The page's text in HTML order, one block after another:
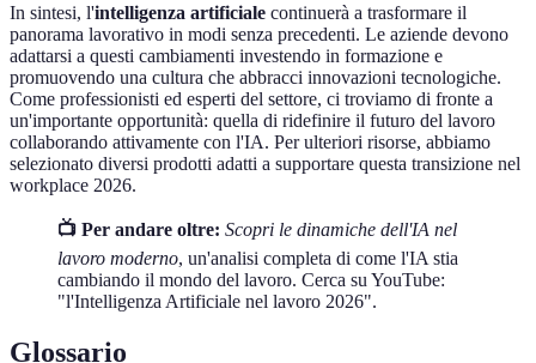
In sintesi, l'intelligenza artificiale continuerà a trasformare il
panorama lavorativo in modi senza precedenti. Le aziende devono
adattarsi a questi cambiamenti investendo in formazione e
promuovendo una cultura che abbracci innovazioni tecnologiche.
Come professionisti ed esperti del settore, ci troviamo di fronte a
un'importante opportunità: quella di ridefinire il futuro del lavoro
collaborando attivamente con l'IA. Per ulteriori risorse, abbiamo
selezionato diversi prodotti adatti a supportare questa transizione nel
workplace 2026.
📺 Per andare oltre: Scopri le dinamiche dell'IA nel
lavoro moderno, un'analisi completa di come l'IA stia
cambiando il mondo del lavoro. Cerca su YouTube:
"l'Intelligenza Artificiale nel lavoro 2026".
Glossario